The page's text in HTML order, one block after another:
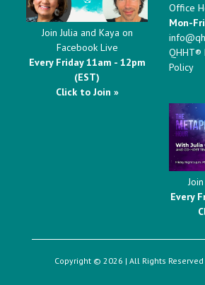
Office
Mon-Fri
QHHT®
Policy
Every
Join Julia and Kaya on
Facebook Live
Every Friday 11am - 12pm
(EST)
Click to Join »
Copyright © 2026 | All Rights Reserved